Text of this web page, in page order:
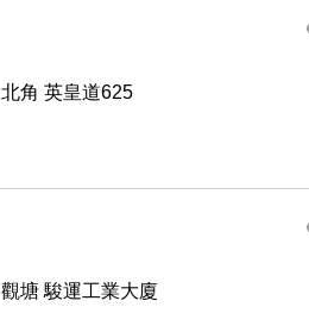
北角 英皇道625
觀塘 駿運工業大廈